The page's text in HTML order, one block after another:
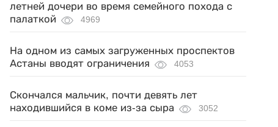
летней дочери во время семейного похода с
палаткой
4969
На одном из самых загруженных проспектов
Астаны вводят ограничения
4053
Скончался мальчик, почти девять лет
находившийся в коме из-за сыра
3052